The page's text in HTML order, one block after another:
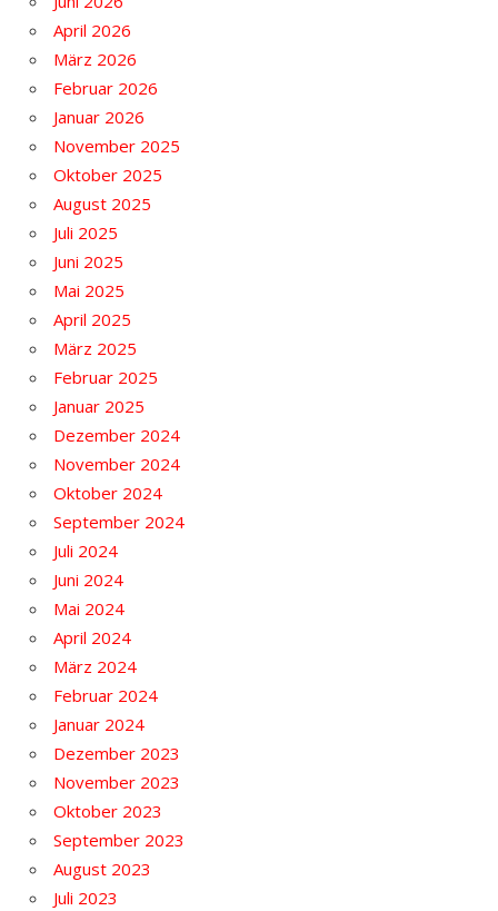
April 2026
März 2026
Februar 2026
Januar 2026
November 2025
Oktober 2025
August 2025
Juli 2025
Juni 2025
Mai 2025
April 2025
März 2025
Februar 2025
Januar 2025
Dezember 2024
November 2024
Oktober 2024
September 2024
Juli 2024
Juni 2024
Mai 2024
April 2024
März 2024
Februar 2024
Januar 2024
Dezember 2023
November 2023
Oktober 2023
September 2023
August 2023
Juli 2023